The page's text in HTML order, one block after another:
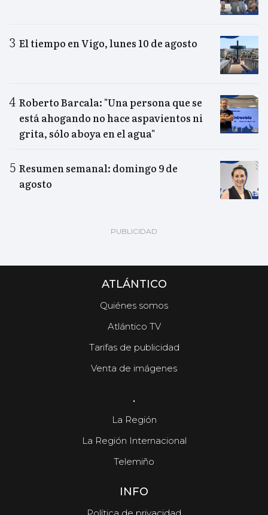
El tiempo en Vigo, lunes 10 de agosto
Roberto Barcala: "Una persona que se
está ahogando no hace aspavientos ni
grita, sólo aboya en el agua"
Resumen semanal: domingo 9 de
agosto
ATLÁNTICO
Quiénes somos
Atlántico TV
Tarifas de publicidad
Venta de imágenes
.
La Región
La Región Internacional
Telemiño
INFO